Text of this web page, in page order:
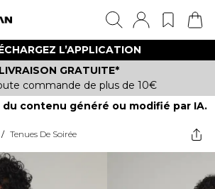
L’APPLICATION
LIVRAISON GRATUITE*
commande de plus de 10€
contenu généré ou modifié par IA.
/ Tenues De Soirée